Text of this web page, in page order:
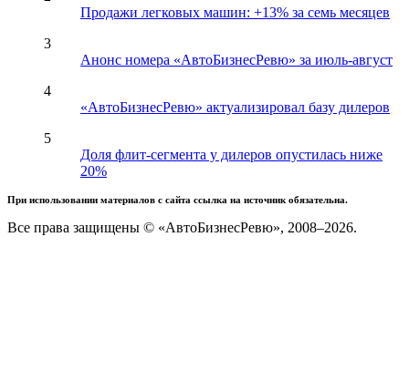
Продажи легковых машин: +13% за семь месяцев
3
Анонс номера «АвтоБизнесРевю» за июль-август
4
«АвтоБизнесРевю» актуализировал базу дилеров
5
Доля флит-сегмента у дилеров опустилась ниже
20%
При использовании материалов с сайта ссылка на источник обязательна.
Все права защищены © «АвтоБизнесРевю», 2008–2026.